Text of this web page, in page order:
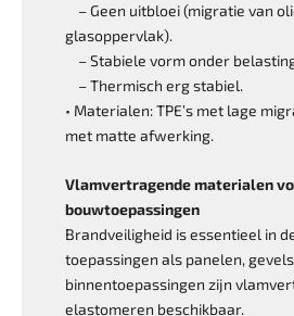
– Geen uitbloei (migratie van
glasoppervlak).
– Stabiele vorm onder
– Thermisch erg stabiel.
• Materialen: TPE’s met lage
met matte afwerking.
Vlamvertragende materialen
bouwtoepassingen
Brandveiligheid is essentieel in
toepassingen als panelen,
binnentoepassingen zijn
elastomeren beschikbaar.